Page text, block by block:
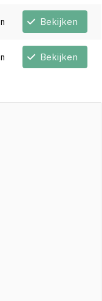
Bekijken
Bekijken